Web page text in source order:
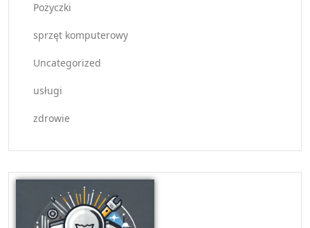
Pożyczki
sprzęt komputerowy
Uncategorized
usługi
zdrowie